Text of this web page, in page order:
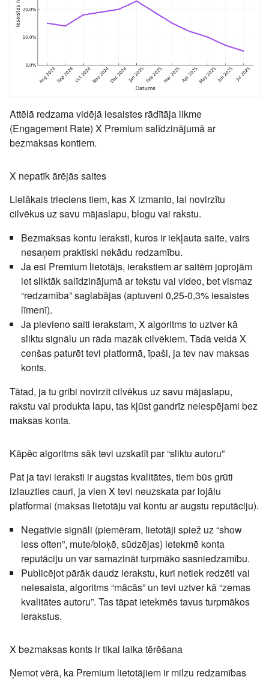
Attēlā redzama vidējā iesaistes rādītāja likme
(Engagement Rate) X Premium salīdzinājumā ar
bezmaksas kontiem.
X nepatīk ārējās saites
Lielākais trieciens tiem, kas X izmanto, lai novirzītu
cilvēkus uz savu mājaslapu, blogu vai rakstu.
Bezmaksas kontu ieraksti, kuros ir iekļauta saite, vairs
nesaņem praktiski nekādu redzamību.
Ja esi Premium lietotājs, ierakstiem ar saitēm joprojām
iet sliktāk salīdzinājumā ar tekstu vai video, bet vismaz
“redzamība” saglabājas (aptuveni 0,25-0,3% iesaistes
līmenī).
Ja pievieno saiti ierakstam, X algoritms to uztver kā
sliktu signālu un rāda mazāk cilvēkiem. Tādā veidā X
cenšas paturēt tevi platformā, īpaši, ja tev nav maksas
konts.
Tātad, ja tu gribi novirzīt cilvēkus uz savu mājaslapu,
rakstu vai produkta lapu, tas kļūst gandrīz neiespējami bez
maksas konta.
Kāpēc algoritms sāk tevi uzskatīt par “sliktu autoru”
Pat ja tavi ieraksti ir augstas kvalitātes, tiem būs grūti
izlauzties cauri, ja vien X tevi neuzskata par lojālu
platformai (maksas lietotāju vai kontu ar augstu reputāciju).
Negatīvie signāli (piemēram, lietotāji spiež uz “show
less often”, mute/bloķē, sūdzējas) ietekmē konta
reputāciju un var samazināt turpmāko sasniedzamību.
Publicējot pārāk daudz ierakstu, kuri netiek redzēti vai
neiesaista, algoritms “mācās” un tevi uztver kā “zemas
kvalitātes autoru”. Tas tāpat ietekmēs tavus turpmākos
ierakstus.
X bezmaksas konts ir tikai laika tērēšana
Ņemot vērā, ka Premium lietotājiem ir milzu redzamības